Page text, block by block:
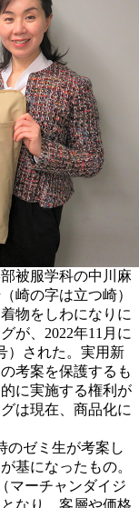
被服学科の中川麻
崎の字は立つ崎）
物をしわになりに
が、2022年11月に
）された。実用新
考案を保護するも
に実施する権利が
は現在、商品化に
のゼミ生が考案し
基になったもの。
マーチャンダイジ
なり、客層や価格